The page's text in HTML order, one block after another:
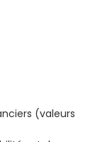
(valeurs